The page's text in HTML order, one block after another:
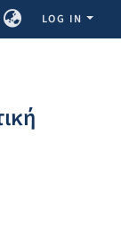
& COLLECTIONS
LOG IN